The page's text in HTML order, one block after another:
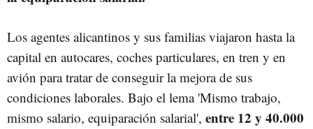
Los agentes alicantinos y sus familias viajaron hasta la
capital en autocares, coches particulares, en tren y en
avión para tratar de conseguir la mejora de sus
condiciones laborales. Bajo el lema 'Mismo trabajo,
mismo salario, equiparación salarial', entre 12 y 40.000